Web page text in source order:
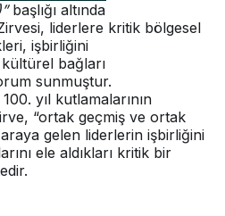
başlığı altında
liderlere kritik bölgesel
işbirliğini
bağları
sunmuştur.
yıl kutlamalarının
“ortak geçmiş ve ortak
gelen liderlerin işbirliğini
ele aldıkları kritik bir